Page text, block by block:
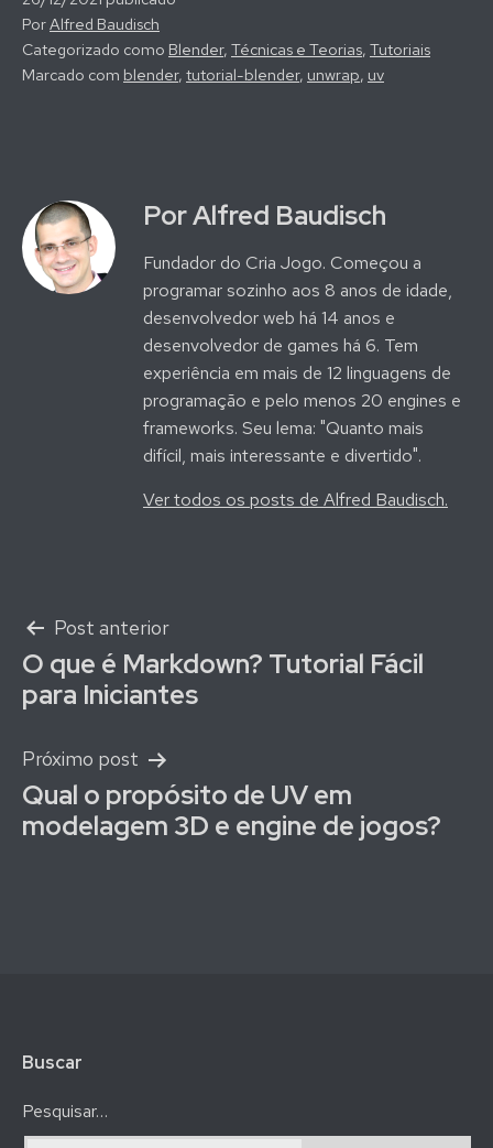
PorAlfred Baudisch
Categorizado como Blender, Técnicas e Teorias, Tutoriais
Marcado com blender, tutorial-blender, unwrap, uv
Por Alfred Baudisch
Fundador do Cria Jogo. Começou a
programar sozinho aos 8 anos de idade,
desenvolvedor web há 14 anos e
desenvolvedor de games há 6. Tem
experiência em mais de 12 linguagens de
programação e pelo menos 20 engines e
frameworks. Seu lema: "Quanto mais
difícil, mais interessante e divertido".
Ver todos os posts de Alfred Baudisch.
Navegação
de
Post anterior
O que é Markdown? Tutorial Fácil
para Iniciantes
Próximo post
Qual o propósito de UV em
modelagem 3D e engine de jogos?
Buscar
Pesquisar…